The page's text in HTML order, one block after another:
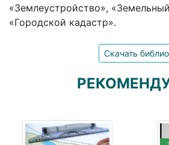
«Землеустройство»,
«Городской кадастр».
Скачать